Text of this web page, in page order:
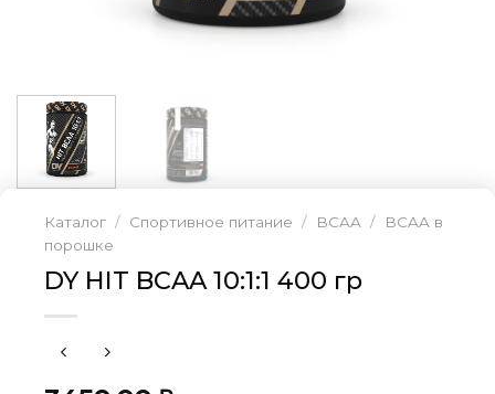
Каталог / Спортивное питание / BCAA /
BCAA в
порошке
DY HIT BCAA 10:1:1 400 гр